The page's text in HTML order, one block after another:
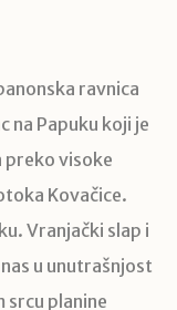
ravnica
na Papuku koji je
preko visoke
Kovačice.
Vranjački slap i
u unutrašnjost
srcu planine